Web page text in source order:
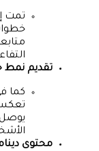
تمت
تقديم نمط
كما
يوصل
محتوى